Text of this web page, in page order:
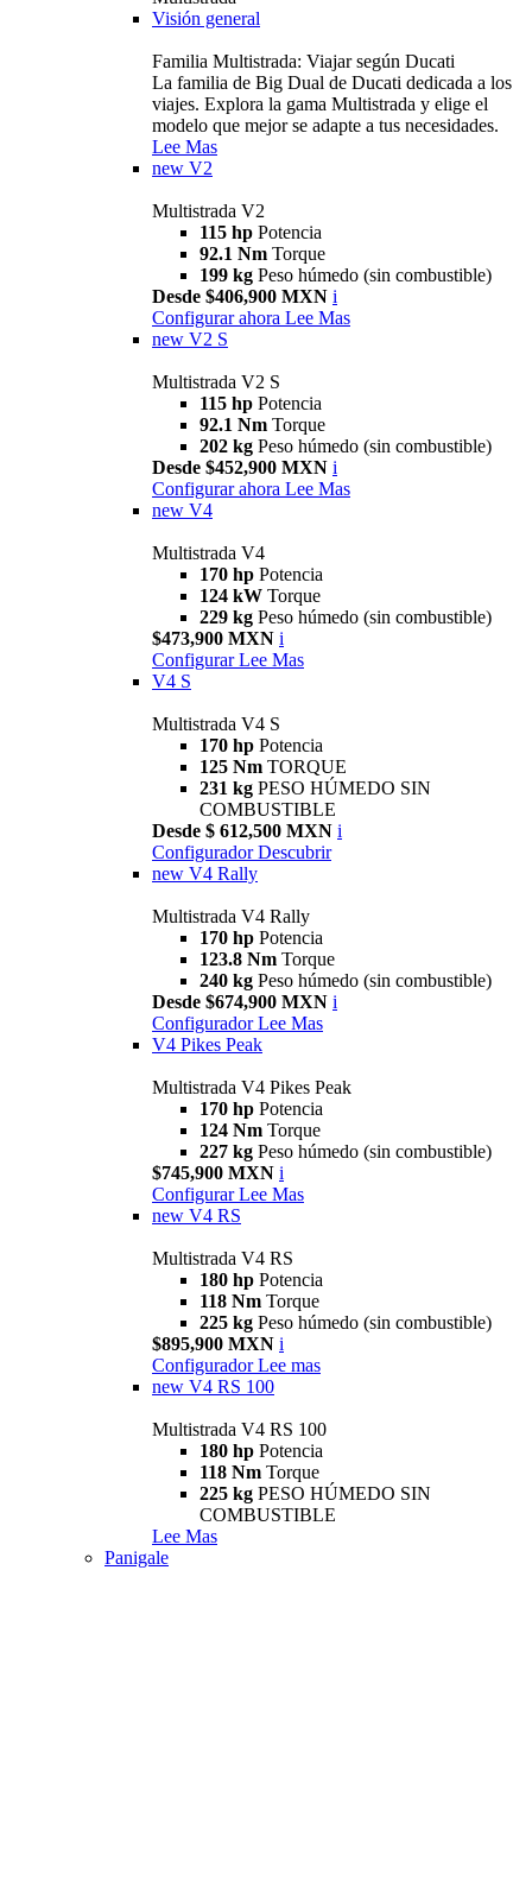
Visión general
Familia Multistrada: Viajar según Ducati
La familia de Big Dual de Ducati dedicada a los
viajes. Explora la gama Multistrada y elige el
modelo que mejor se adapte a tus necesidades.
Lee Mas
new V2
Multistrada V2
115 hp Potencia
92.1 Nm Torque
199 kg Peso húmedo (sin combustible)
Desde $406,900 MXN i
Configurar ahora Lee Mas
new V2 S
Multistrada V2 S
115 hp Potencia
92.1 Nm Torque
202 kg Peso húmedo (sin combustible)
Desde $452,900 MXN i
Configurar ahora Lee Mas
new V4
Multistrada V4
170 hp Potencia
124 kW Torque
229 kg Peso húmedo (sin combustible)
$473,900 MXN i
Configurar Lee Mas
V4 S
Multistrada V4 S
170 hp Potencia
125 Nm TORQUE
231 kg PESO HÚMEDO SIN
COMBUSTIBLE
Desde $ 612,500 MXN i
Configurador Descubrir
new V4 Rally
Multistrada V4 Rally
170 hp Potencia
123.8 Nm Torque
240 kg Peso húmedo (sin combustible)
Desde $674,900 MXN i
Configurador Lee Mas
V4 Pikes Peak
Multistrada V4 Pikes Peak
170 hp Potencia
124 Nm Torque
227 kg Peso húmedo (sin combustible)
$745,900 MXN i
Configurar Lee Mas
new V4 RS
Multistrada V4 RS
180 hp Potencia
118 Nm Torque
225 kg Peso húmedo (sin combustible)
$895,900 MXN i
Configurador Lee mas
new V4 RS 100
Multistrada V4 RS 100
180 hp Potencia
118 Nm Torque
225 kg PESO HÚMEDO SIN
COMBUSTIBLE
Lee Mas
Panigale